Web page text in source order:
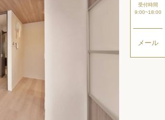
受付時間
9:00~18:00
メール